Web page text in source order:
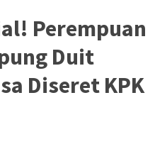
Perempuan
Duit
Diseret KPK